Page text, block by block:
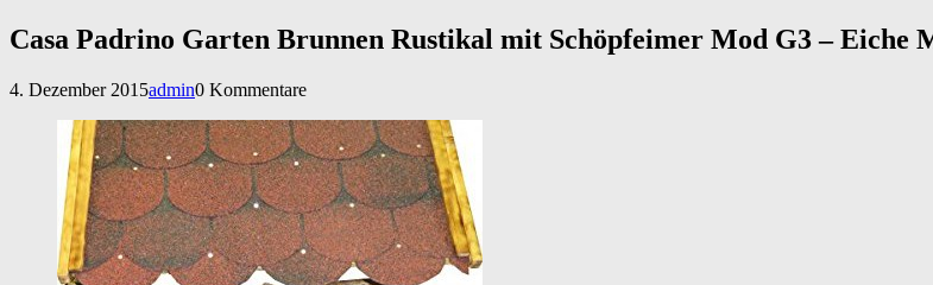
Casa Padrino Garten Brunnen Rustikal mit Schöpfeimer Mod G3 – Eiche
4. Dezember 2015admin0 Kommentare